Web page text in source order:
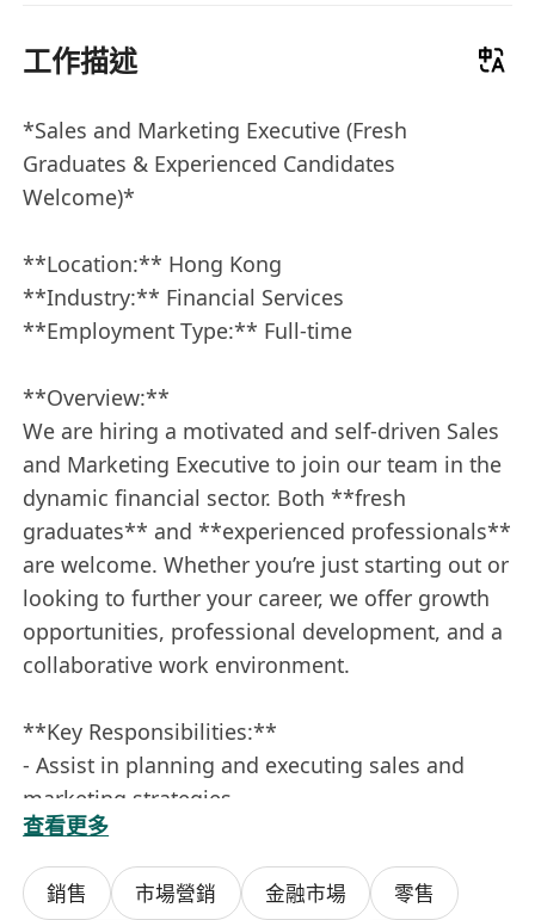
工作描述
*Sales and Marketing Executive (Fresh
Graduates & Experienced Candidates
Welcome)*
**Location:** Hong Kong
**Industry:** Financial Services
**Employment Type:** Full-time
**Overview:**
We are hiring a motivated and self-driven Sales
and Marketing Executive to join our team in the
dynamic financial sector. Both **fresh
graduates** and **experienced professionals**
are welcome. Whether you’re just starting out or
looking to further your career, we offer growth
opportunities, professional development, and a
collaborative work environment.
**Key Responsibilities:**
- Assist in planning and executing sales and
marketing strategies
- Explore new client opportunities and support
retention efforts
- Coordinate multi-channel marketing
查看更多
銷售 市場營銷 金融市場
零售